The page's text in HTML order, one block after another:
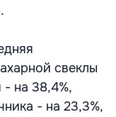
свеклы
- на 38,4%,
- на 23,3%,